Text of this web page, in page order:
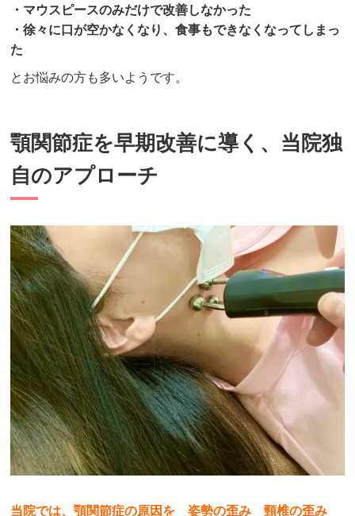
・マウスピースのみだけで改善しなかった
・徐々に口が空かなくなり、食事もできなくなってしまっ
た
とお悩みの方も多いようです。
顎関節症を早期改善に導く、当院独
自のアプローチ
当院では、顎関節症の原因を 姿勢の歪み 頸椎の歪み